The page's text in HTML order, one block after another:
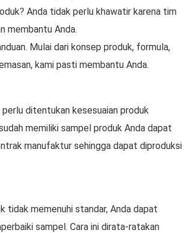
Anda tidak perlu khawatir karena tim
membantu Anda.
Mulai dari konsep produk, formula,
kami pasti membantu Anda.
ditentukan kesesuaian produk
memiliki sampel produk Anda dapat
manufaktur sehingga dapat diproduksi
tidak memenuhi standar, Anda dapat
sampel. Cara ini dirata-ratakan